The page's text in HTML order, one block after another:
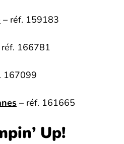
– réf. 159183
réf. 166781
167099
– réf. 161665
Up!